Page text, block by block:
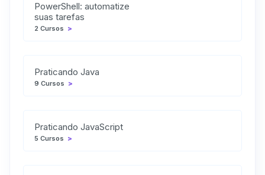
PowerShell: automatize
suas tarefas
2 Cursos >
Praticando Java
9 Cursos >
Praticando JavaScript
5 Cursos >